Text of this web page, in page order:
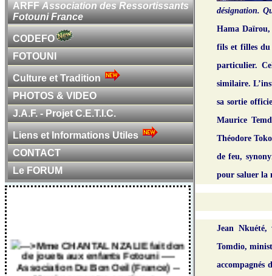
ARFFAssociation des Ressortissants
Fotouni France
CODEFO
FOTOUNI
Culture et Tradition
PHOTOS & VIDEO
J.A.F. - Projet C.E.T.I.C.
Liens et Informations Utiles
CONTACT
Le FORUM
de jouets aux enfants Fotouni ----
Association Du Bon Oeil (France) --
Merci pour votre soutien <---
désignation.
Hama Daïrou,
fils et filles du
particulier.
similaire.
sa sortie
Maurice
Théodore
de feu,
pour saluer la
Jean
Tomdio,
accompagnés